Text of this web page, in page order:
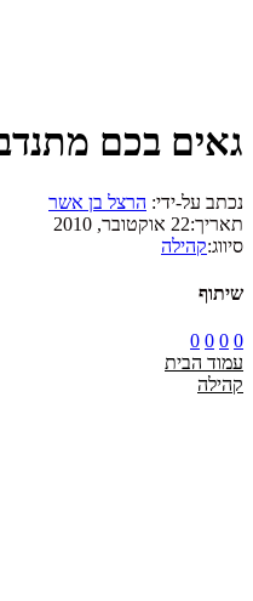
גאים בכם
נכתב על-ידי: הרצל בן אשר
תאריך:22 אוקטובר, 2010
סיווג:קהילה
שיתוף
0
0
0
0
עמוד הבית
קהילה